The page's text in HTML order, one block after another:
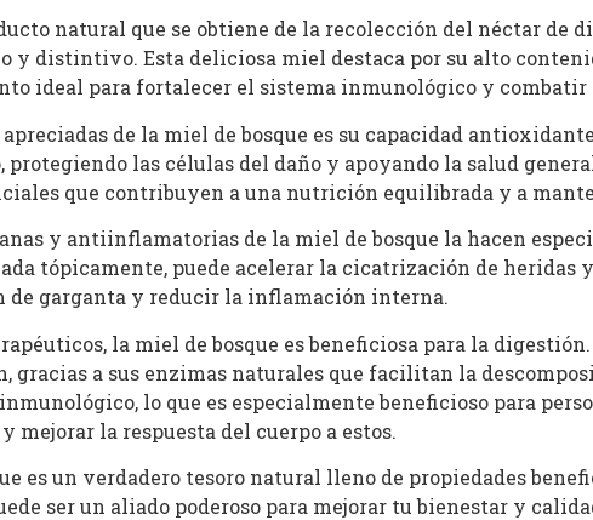
natural que se obtiene de la recolección del néctar de
y distintivo. Esta deliciosa miel destaca por su alto
ideal para fortalecer el sistema inmunológico y combatir
apreciadas de la miel de bosque es su capacidad
protegiendo las células del daño y apoyando la salud
que contribuyen a una nutrición equilibrada y a
y antiinflamatorias de la miel de bosque la hacen
tópicamente, puede acelerar la cicatrización de heridas
garganta y reducir la inflamación interna.
la miel de bosque es beneficiosa para la
gracias a sus enzimas naturales que facilitan la
lo que es especialmente beneficioso para
mejorar la respuesta del cuerpo a estos.
es un verdadero tesoro natural lleno de propiedades
ser un aliado poderoso para mejorar tu bienestar y